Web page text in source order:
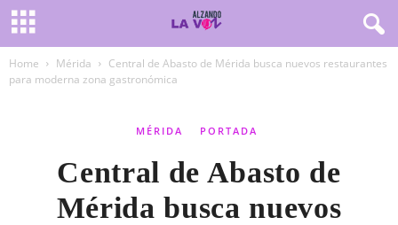
Home Mérida
Central de Abasto de Mérida busca nuevos restaurantes
para moderna zona gastronómica
MÉRIDA PORTADA
Central de Abasto de
Mérida busca nuevos